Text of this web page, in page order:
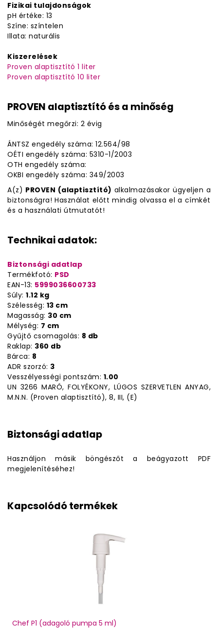
Fizikai tulajdonságok
pH értéke: 13
Színe: színtelen
Illata: naturális
Kiszerelések
Proven alaptisztító 1 liter
Proven alaptisztító 10 liter
PROVEN alaptisztító és a minőség
Minőségét megőrzi: 2 évig
ÁNTSZ engedély száma: 12.564/98
OÉTI engedély száma: 5310-1/2003
OTH engedély száma:
OKBI engedély száma: 349/2003
A(z) PROVEN (alaptisztító) alkalmazásakor ügyeljen a
biztonságra! Használat előtt mindig olvassa el a címkét
és a használati útmutatót!
Technikai adatok:
Biztonsági adatlap
Termékfotó: PSD
EAN-13: 5999036600733
Súly: 1.12 kg
Szélesség: 13 cm
Magasság: 30 cm
Mélység: 7 cm
Gyűjtő csomagolás: 8 db
Raklap: 360 db
Bárca: 8
ADR szorzó: 3
Vesszélyességi pontszám: 1.00
UN 3266 MARÓ, FOLYÉKONY, LÚGOS SZERVETLEN ANYAG,
M.N.N. (Proven alaptisztító), 8, III, (E)
Biztonsági adatlap
Használjon másik böngészőt a beágyazott PDF
megjelenítéséhez!
Kapcsolódó termékek
Chef P1 (adagoló pumpa 5 ml)